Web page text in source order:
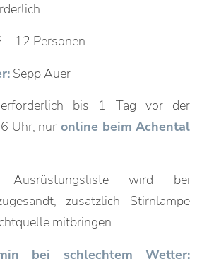
12 Personen
Sepp Auer
erforderlich bis 1 Tag vor der
Uhr, nur online beim Achental
wird bei
zusätzlich Stirnlampe
mitbringen.
bei schlechtem Wetter: